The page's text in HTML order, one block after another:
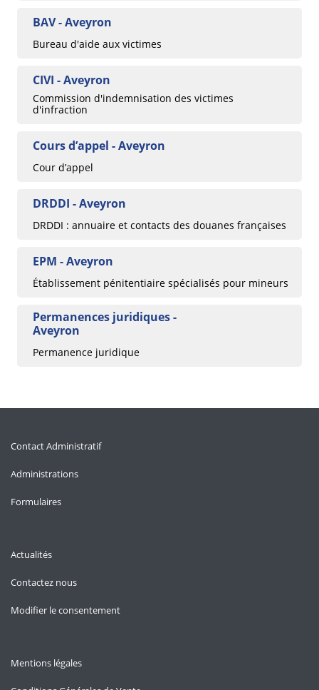
BAV - Aveyron
Bureau d'aide aux victimes
CIVI - Aveyron
Commission d'indemnisation des victimes
d'infraction
Cours d’appel - Aveyron
Cour d’appel
DRDDI - Aveyron
DRDDI : annuaire et contacts des douanes françaises
EPM - Aveyron
Établissement pénitentiaire spécialisés pour mineurs
Permanences juridiques -
Aveyron
Permanence juridique
Contact Administratif
Administrations
Formulaires
Actualités
Contactez nous
Modifier le consentement
Mentions légales